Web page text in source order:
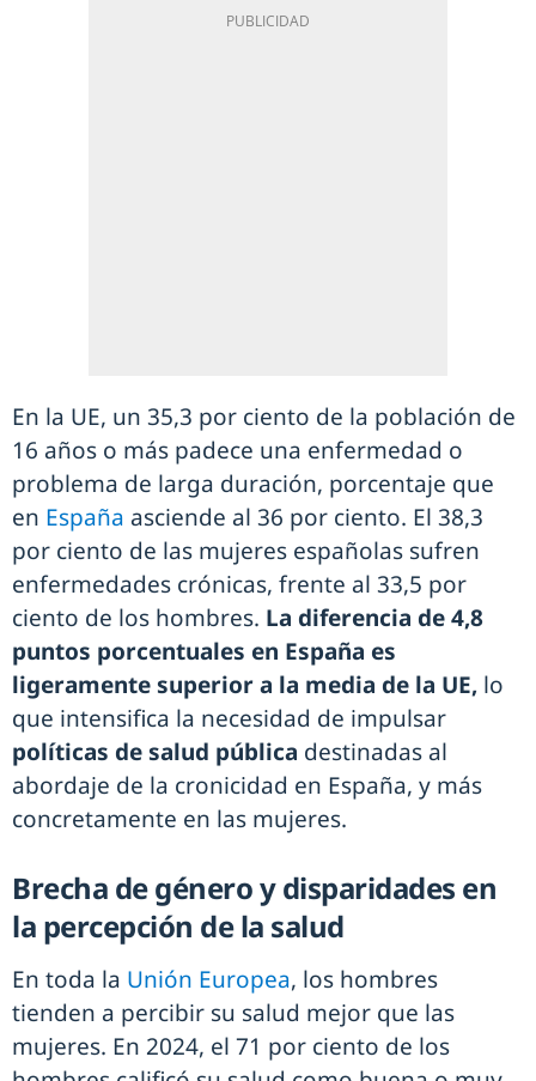
En la UE, un 35,3 por ciento de la población de
16 años o más padece una enfermedad o
problema de larga duración, porcentaje que
en España asciende al 36 por ciento. El 38,3
por ciento de las mujeres españolas sufren
enfermedades crónicas, frente al 33,5 por
ciento de los hombres. La diferencia de 4,8
puntos porcentuales en España es
ligeramente superior a la media de la UE, lo
que intensifica la necesidad de impulsar
políticas de salud pública destinadas al
abordaje de la cronicidad en España, y más
concretamente en las mujeres.
Brecha de género y disparidades en
la percepción de la salud
En toda la Unión Europea, los hombres
tienden a percibir su salud mejor que las
mujeres. En 2024, el 71 por ciento de los